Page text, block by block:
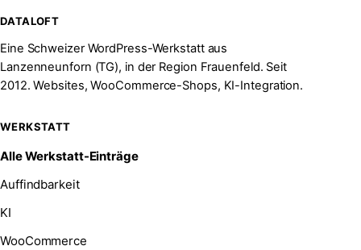
DATALOFT
Eine Schweizer WordPress-Werkstatt aus
Lanzenneunforn (TG), in der Region Frauenfeld. Seit
2012. Websites, WooCommerce-Shops, KI-Integration.
WERKSTATT
Alle Werkstatt-Einträge
Auffindbarkeit
KI
WooCommerce